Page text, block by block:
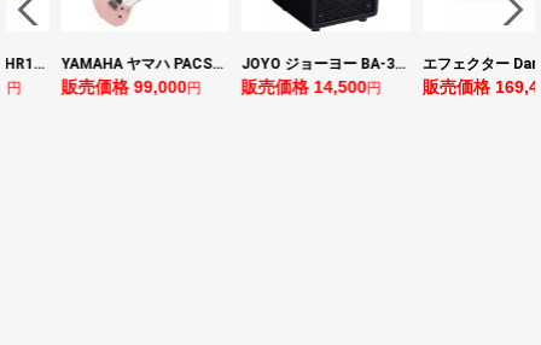
YAMAHA ヤマハ PACS+12 ASP Pacifica Standard Plus パシフィカスタンダードプラス エレキギター
円
JOYO ジョーヨー BA-30 VIBE CUBE BLK 30W 小型ベースアンプ Bluetooth+OTGオーディオI/F搭載
販売価格 14,500円
エフェクター Darkglass Electronics Anagram ベースエフェクター プリアンプ ダークグラス アナグラム
販売価格 169,400円 販売価格